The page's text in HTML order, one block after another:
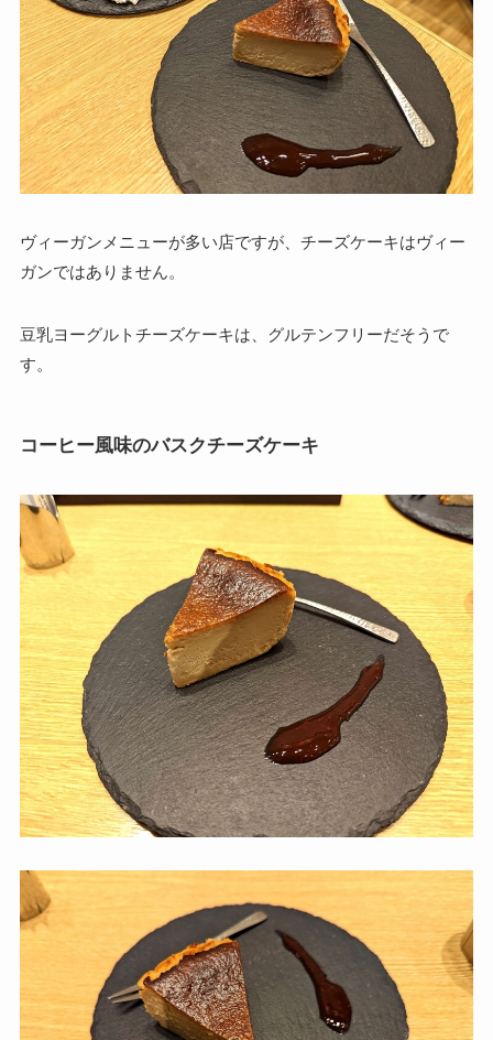
ヴィーガンメニューが多い店ですが、チーズケーキはヴィー
ガンではありません。
豆乳ヨーグルトチーズケーキは、グルテンフリーだそうで
す。
コーヒー風味のバスクチーズケーキ